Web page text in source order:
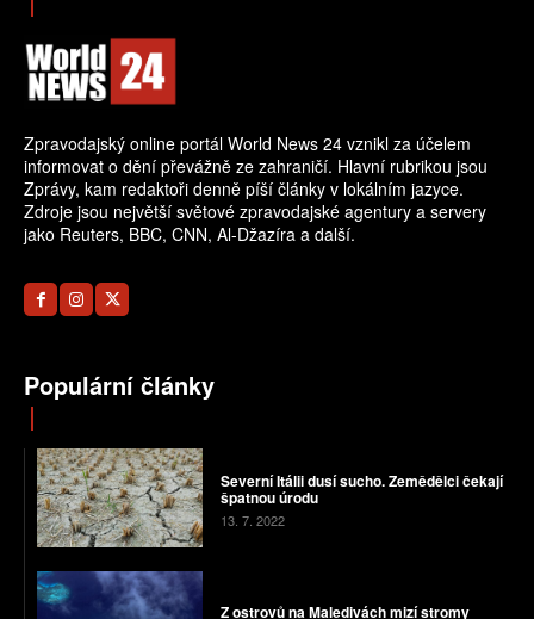
Zpravodajský online portál World News 24 vznikl za účelem
informovat o dění převážně ze zahraničí. Hlavní rubrikou jsou
Zprávy, kam redaktoři denně píší články v lokálním jazyce.
Zdroje jsou největší světové zpravodajské agentury a servery
jako Reuters, BBC, CNN, Al-Džazíra a další.
Populární články
Severní Itálii dusí sucho. Zemědělci čekají
špatnou úrodu
13. 7. 2022
Z ostrovů na Maledivách mizí stromy